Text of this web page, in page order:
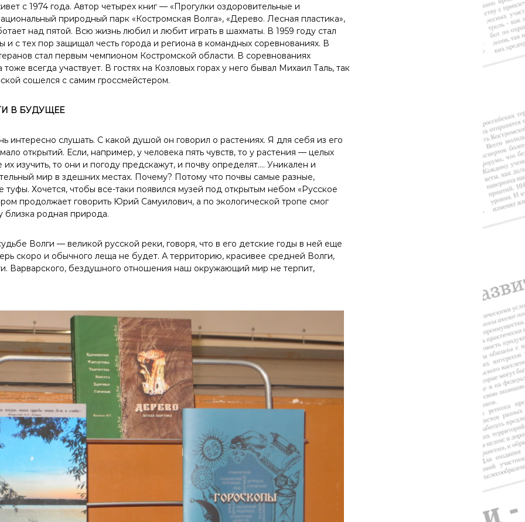
с 1974 года. Автор четырех книг — «Прогулки оздоровительные и
природный парк «Костромская Волга», «Дерево. Лесная пластика»,
над пятой. Всю жизнь любил и любит играть в шахматы. В 1959 году стал
с тех пор защищал честь города и региона в командных соревнованиях. В
стал первым чемпионом Костромской области. В соревнованиях
всегда участвует. В гостях на Козловых горах у него бывал Михаил Таль, так
сошелся с самим гроссмейстером.
В БУДУЩЕЕ
интересно слушать. С какой душой он говорил о растениях. Я для себя из его
открытий. Если, например, у человека пять чувств, то у растения — целых
их изучить, то они и погоду предскажут, и почву определят…. Уникален и
мир в здешних местах. Почему? Потому что почвы самые разные,
туфы. Хочется, чтобы все-таки появился музей под открытым небом «Русское
продолжает говорить Юрий Самуилович, а по экологической тропе смог
близка родная природа.
Волги — великой русской реки, говоря, что в его детские годы в ней еще
скоро и обычного леща не будет. А территорию, красивее средней Волги,
Варварского, бездушного отношения наш окружающий мир не терпит,